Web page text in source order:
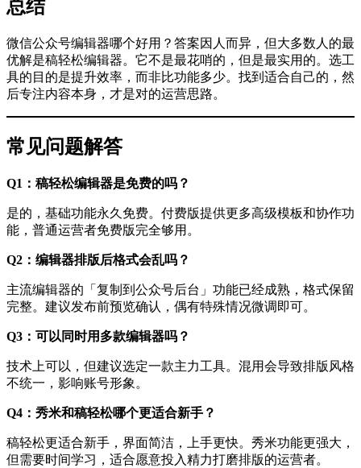
总结
微信公众号编辑器哪个好用？答案因人而异，但大多数人的最
优解是稿轻松编辑器。它不是最花哨的，但是最实用的。选工
具的目的是提升效率，而非比功能多少。找到适合自己的，然
后专注内容本身，才是对的运营思路。
常见问题解答
Q1：稿轻松编辑器是免费的吗？
是的，基础功能永久免费。付费版提供更多高级模板和协作功
能，普通运营者免费版完全够用。
Q2：编辑器排版后格式会乱吗？
主流编辑器的「复制到公众号后台」功能已经成熟，格式保留
完整。建议发布前预览确认，偶有特殊情况微调即可。
Q3：可以同时用多款编辑器吗？
技术上可以，但建议选定一款主力工具。混用会导致排版风格
不统一，影响账号形象。
Q4：秀米和稿轻松哪个更适合新手？
稿轻松更适合新手，界面简洁，上手更快。秀米功能更强大，
但需要时间学习，适合愿意投入精力打磨排版的运营者。